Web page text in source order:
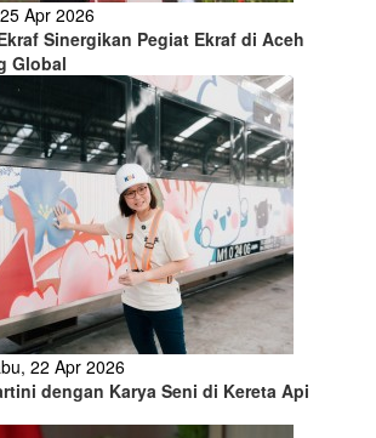
Apr 2026
Sinergikan Pegiat Ekraf di Aceh
Global
22 Apr 2026
dengan Karya Seni di Kereta Api